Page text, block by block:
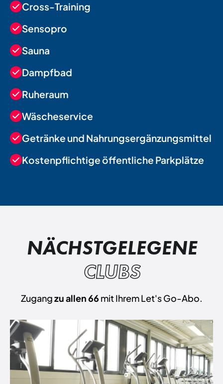
Cross-Training
Sensopro
Sauna
Dampfbad
Ruheraum
Wäscheservice
Getränke und Nahrungsergänzungsmittel
Kostenpflichtige öffentliche Parkplätze
NÄCHSTGELEGENE
CLUBS
Zugangzu allen 66 mit Ihrem Let's Go-Abo.